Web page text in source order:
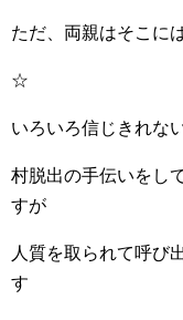
ただ、両親はそこに
☆
いろいろ信じきれな
村脱出の手伝いをし
すが
人質を取られて呼び
す